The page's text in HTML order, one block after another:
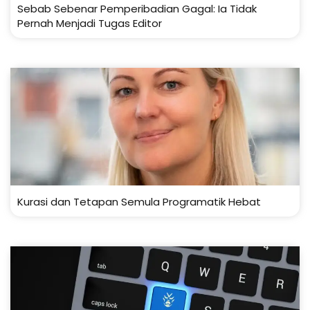
Sebab Sebenar Pemperibadian Gagal: Ia Tidak
Pernah Menjadi Tugas Editor
Kurasi dan Tetapan Semula Programatik Hebat